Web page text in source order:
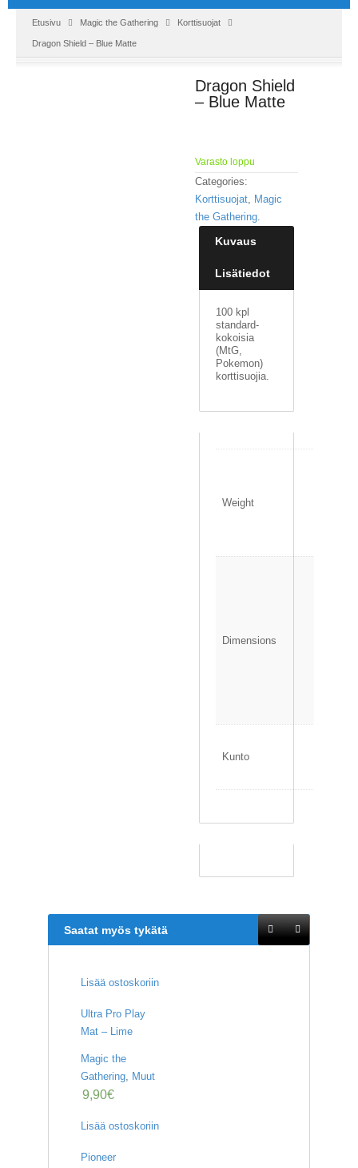
Etusivu Magic the Gathering Korttisuojat
Dragon Shield – Blue Matte
Dragon Shield
– Blue Matte
Varasto loppu
Categories:
Korttisuojat, Magic
the Gathering.
Kuvaus
Lisätiedot
100 kpl
standard-
kokoisia
(MtG,
Pokemon)
korttisuojia.
Weight
Dimensions
Kunto
Saatat myös tykätä
Lisää ostoskoriin
Ultra Pro Play
Mat – Lime
Magic the
Gathering, Muut
9,90€
Lisää ostoskoriin
Pioneer